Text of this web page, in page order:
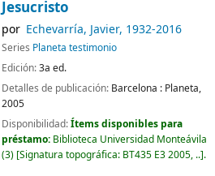
Jesucristo
por Echevarría, Javier, 1932-2016
Series Planeta testimonio
Edición:3a ed.
Detalles de publicación: Barcelona : Planeta,
2005
Disponibilidad:Ítems disponibles para
préstamo: Biblioteca Universidad Monteávila
(3) Signatura topográfica: BT435 E3 2005, .. .